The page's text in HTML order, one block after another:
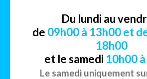
Du lundi au
de 09h00 à 13h00 et
18h00
et le samedi 10h00
Le samedi uniquement